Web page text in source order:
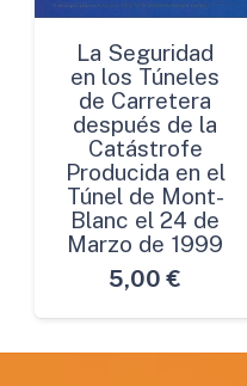
La Seguridad
en los Túneles
de Carretera
después de la
Catástrofe
Producida en el
Túnel de Mont-
Blanc el 24 de
Marzo de 1999
5,00 €